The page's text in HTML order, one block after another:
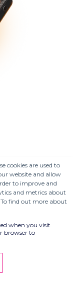
cookies are used to
website and allow
to improve and
and metrics about
find out more about
when you visit
browser to